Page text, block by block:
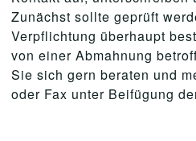
Zunächst sollte geprüft
Verpflichtung überhaupt
von einer Abmahnung
Sie sich gern beraten und
oder Fax unter Beifügung